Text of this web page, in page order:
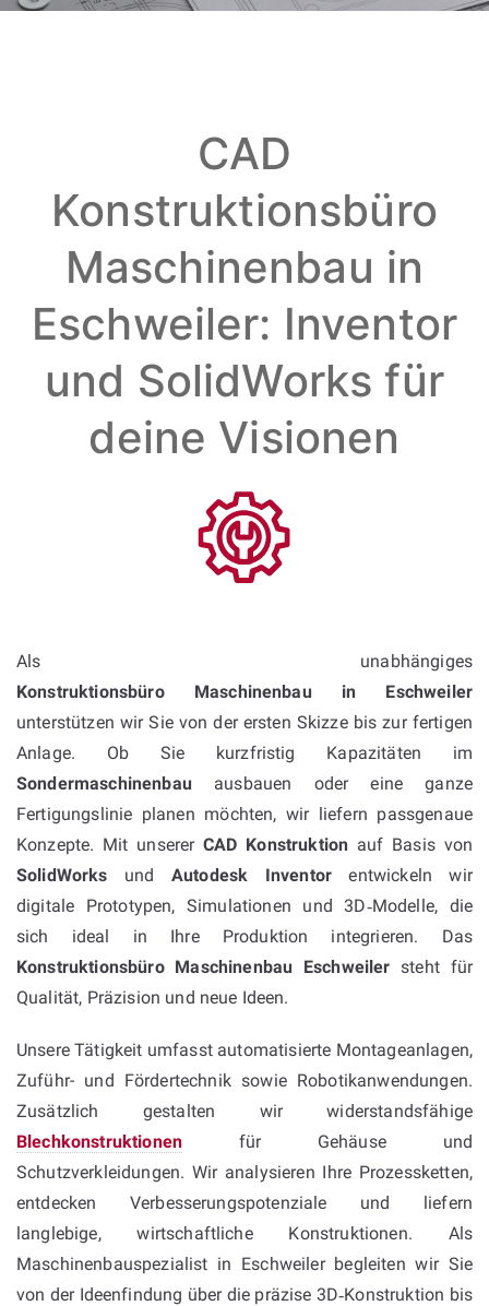
CAD
Konstruktionsbüro
Maschinenbau in
Eschweiler: Inventor
und SolidWorks für
deine Visionen
Als unabhängiges
Konstruktionsbüro Maschinenbau in Eschweiler
unterstützen wir Sie von der ersten Skizze bis zur fertigen
Anlage. Ob Sie kurzfristig Kapazitäten im
Sondermaschinenbauausbauen oder eine ganze
Fertigungslinie planen möchten, wir liefern passgenaue
Konzepte. Mit unsererCAD Konstruktion auf Basis von
SolidWorks und Autodesk Inventor entwickeln wir
digitale Prototypen, Simulationen und 3D‑Modelle, die
sich ideal in Ihre Produktion integrieren. Das
Konstruktionsbüro Maschinenbau Eschweiler steht für
Qualität, Präzision und neue Ideen.
Unsere Tätigkeit umfasst automatisierte Montageanlagen,
Zuführ- und Fördertechnik sowie Robotikanwendungen.
Zusätzlich gestalten wir widerstandsfähige
Blechkonstruktionen für Gehäuse und
Schutzverkleidungen. Wir analysieren Ihre Prozessketten,
entdecken Verbesserungspotenziale und liefern
langlebige, wirtschaftliche Konstruktionen. Als
Maschinenbauspezialist in Eschweiler begleiten wir Sie
von der Ideenfindung über die präzise 3D‑Konstruktion bis